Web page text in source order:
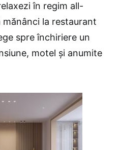
în regim all-
mănânci la restaurant
spre închiriere un
motel și anumite